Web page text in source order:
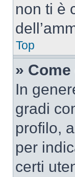
non ti è
Top
»
In
gradi
profilo,
per
certi